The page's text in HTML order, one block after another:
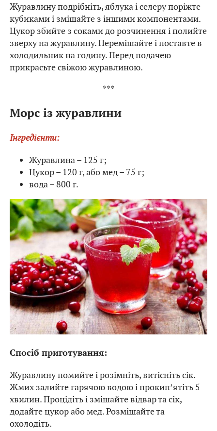
Журавлину подрібніть, яблука і селеру поріжте
кубиками і змішайте з іншими компонентами.
Цукор збийте з соками до розчинення і полийте
зверху на журавлину. Перемішайте і поставте в
холодильник на годину. Перед подачею
прикрасьте свіжою журавлиною.
***
Морс із журавлини
Інгредієнти:
Журавлина – 125 г;
Цукор – 120 г, або мед – 75 г;
вода – 800 г.
Спосіб приготування:
Журавлину помийте і розімніть, витісніть сік.
Жмих залийте гарячою водою і прокипʼятіть 5
хвилин. Процідіть і змішайте відвар та сік,
додайте цукор або мед. Розмішайте та
охолодіть.